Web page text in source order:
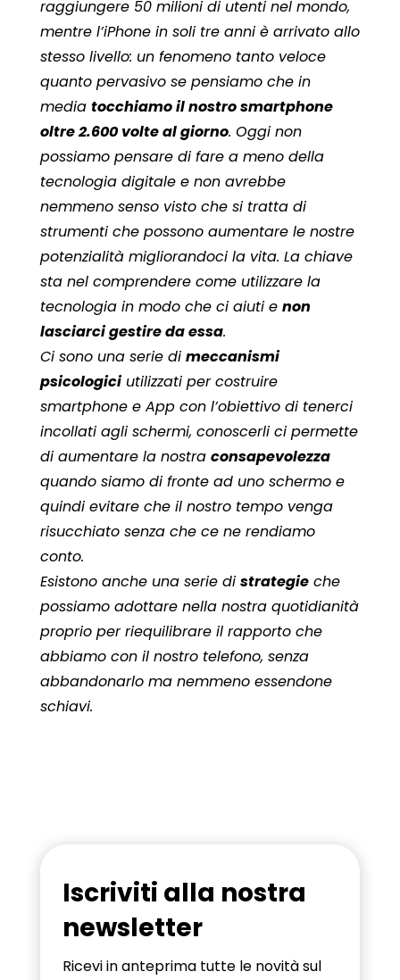
raggiungere 50 milioni di utenti nel mondo,
mentre l’iPhone in soli tre anni è arrivato allo
stesso livello: un fenomeno tanto veloce
quanto pervasivo se pensiamo che in
media tocchiamo il nostro smartphone
oltre 2.600 volte al giorno. Oggi non
possiamo pensare di fare a meno della
tecnologia digitale e non avrebbe
nemmeno senso visto che si tratta di
strumenti che possono aumentare le nostre
potenzialità migliorandoci la vita. La chiave
sta nel comprendere come utilizzare la
tecnologia in modo che ci aiuti e non
lasciarci gestire da essa.
Ci sono una serie di meccanismi
psicologiciutilizzati per costruire
smartphone e App con l’obiettivo di tenerci
incollati agli schermi, conoscerli ci permette
di aumentare la nostra consapevolezza
quando siamo di fronte ad uno schermo e
quindi evitare che il nostro tempo venga
risucchiato senza che ce ne rendiamo
conto.
Esistono anche una serie di strategieche
possiamo adottare nella nostra quotidianità
proprio per riequilibrare il rapporto che
abbiamo con il nostro telefono, senza
abbandonarlo ma nemmeno essendone
schiavi.
Iscriviti alla nostra
newsletter
Ricevi in anteprima tutte le novità sul